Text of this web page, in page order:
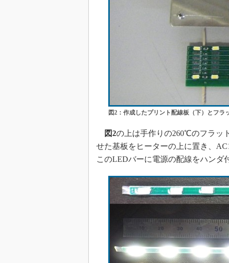
図2：作成したプリント配線板（下）とフラ
図2の上は手作りの260℃のフラッ
せた基板をヒーターの上に置き、
このLEDバーに電源の配線をハンダ